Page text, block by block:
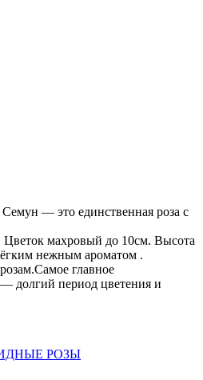
— это единственная роза с
Цветок махровый до 10см. Высота
нежным ароматом .
главное
долгий период цветения и
РОЗЫ